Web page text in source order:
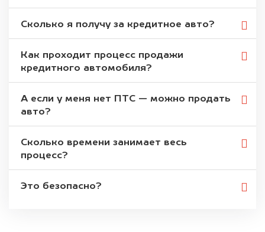
Сколько я получу за кредитное авто?
Как проходит процесс продажи
кредитного автомобиля?
А если у меня нет ПТС — можно продать
авто?
Сколько времени занимает весь
процесс?
Это безопасно?